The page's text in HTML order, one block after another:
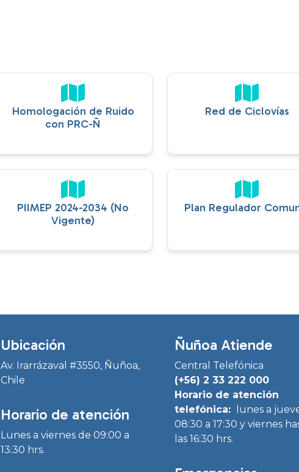
Homologación de Ruido
con PRC-Ñ
Red de Ciclovías
PIIMEP 2024-2034 (No
Vigente)
Plan Regulador
Ubicación
Av. Irarrázaval #3550, Ñuñoa,
Chile
Horario de atención
Lunes a viernes de 09:00 a
13:30 hrs.
Ñuñoa Atiende
Central Telefónica
(+56) 2 33 222 000
Horario de atención
telefónica:
lunes a
08:30 a 17:30 y viernes
las 16:30 hrs.